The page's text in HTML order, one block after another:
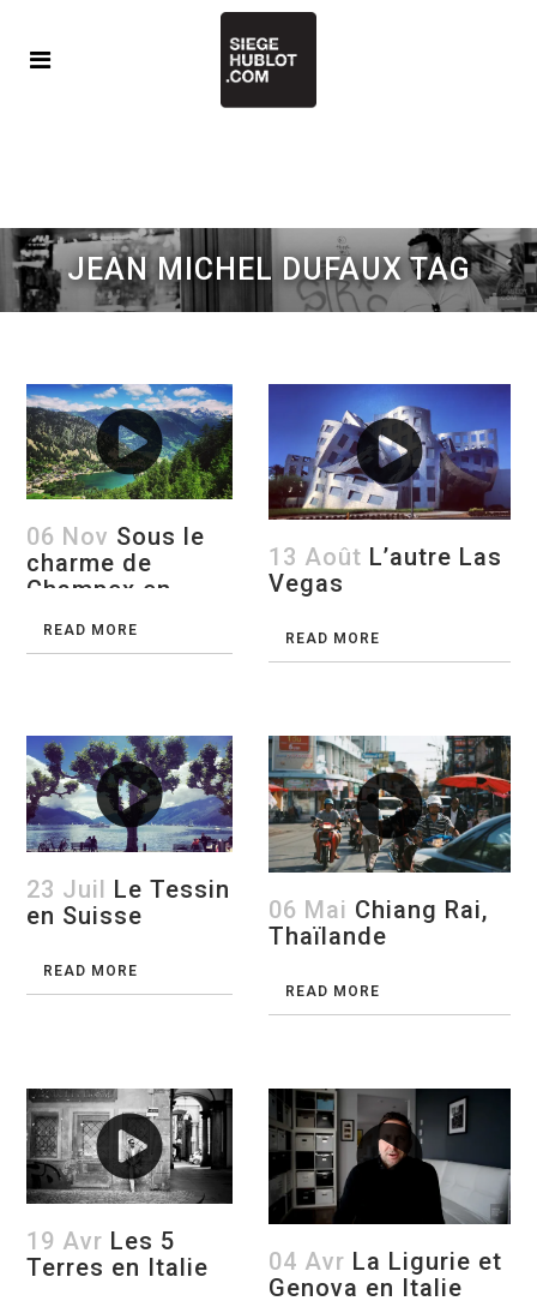
JEAN MICHEL DUFAUX TAG
06 Nov Sous le
charme de
Champex en
READ MORE
13 Août L’autre Las
Vegas
READ MORE
23 Juil Le Tessin
en Suisse
READ MORE
06 Mai Chiang Rai,
Thaïlande
READ MORE
19 Avr Les 5
Terres en Italie
04 Avr La Ligurie et
Genova en Italie